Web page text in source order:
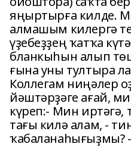
яңыртырға килде.
алмашым килергә
үҙебеҙҙең ҡатҡа
бланкыһын алып
ғына уны тултыра
Коллегам ниңәлер
йәштәрҙәге ағай,
күреп:- Мин иртәгә,
тағы килә алам, -
ҡабаланаһығыҙмы?